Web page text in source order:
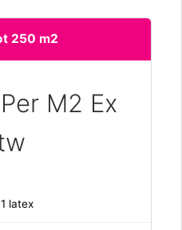
250 m2
M2 Ex
latex